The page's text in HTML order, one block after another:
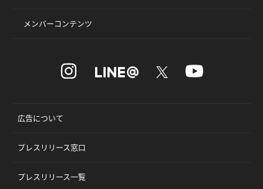
メンバーコンテンツ
広告について
プレスリリース窓口
プレスリリース一覧